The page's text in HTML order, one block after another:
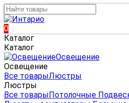
0
Каталог
Каталог
Освещение
Освещение
Все товарыЛюстры
Люстры
Все товарыПотолочные